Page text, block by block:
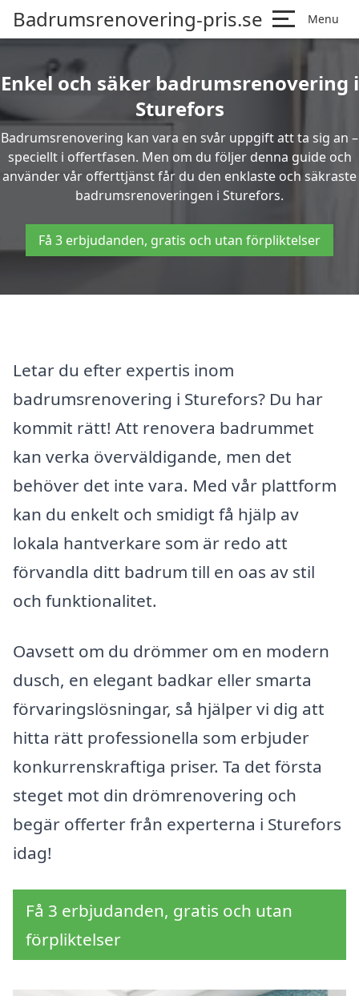
Badrumsrenovering-pris.se Menu
Enkel och säker badrumsrenovering i
Sturefors
Badrumsrenovering kan vara en svår uppgift att ta sig an –
speciellt i offertfasen. Men om du följer denna guide och
använder vår offerttjänst får du den enklaste och säkraste
badrumsrenoveringen i Sturefors.
Få 3 erbjudanden, gratis och utan förpliktelser
Letar du efter expertis inom
badrumsrenovering i Sturefors? Du har
kommit rätt! Att renovera badrummet
kan verka överväldigande, men det
behöver det inte vara. Med vår plattform
kan du enkelt och smidigt få hjälp av
lokala hantverkare som är redo att
förvandla ditt badrum till en oas av stil
och funktionalitet.
Oavsett om du drömmer om en modern
dusch, en elegant badkar eller smarta
förvaringslösningar, så hjälper vi dig att
hitta rätt professionella som erbjuder
konkurrenskraftiga priser. Ta det första
steget mot din drömrenovering och
begär offerter från experterna i Sturefors
idag!
Få 3 erbjudanden, gratis och utan
förpliktelser